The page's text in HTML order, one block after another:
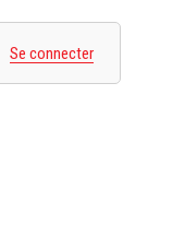
Se connecter